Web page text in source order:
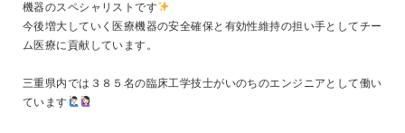
機器のスペシャリストです
今後増大していく医療機器の安全確保と有効性維持の担い手としてチー
ム医療に貢献しています。
三重県内では３８５名の臨床工学技士がいのちのエンジニアとして働い
ています